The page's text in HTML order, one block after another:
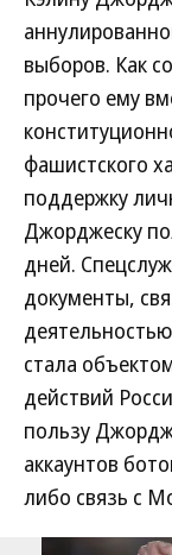
выборов. Как
прочего ему
фашистского
поддержку
Джорджеску
дней.
документы,
стала
действий
пользу
аккаунтов
либо связь с